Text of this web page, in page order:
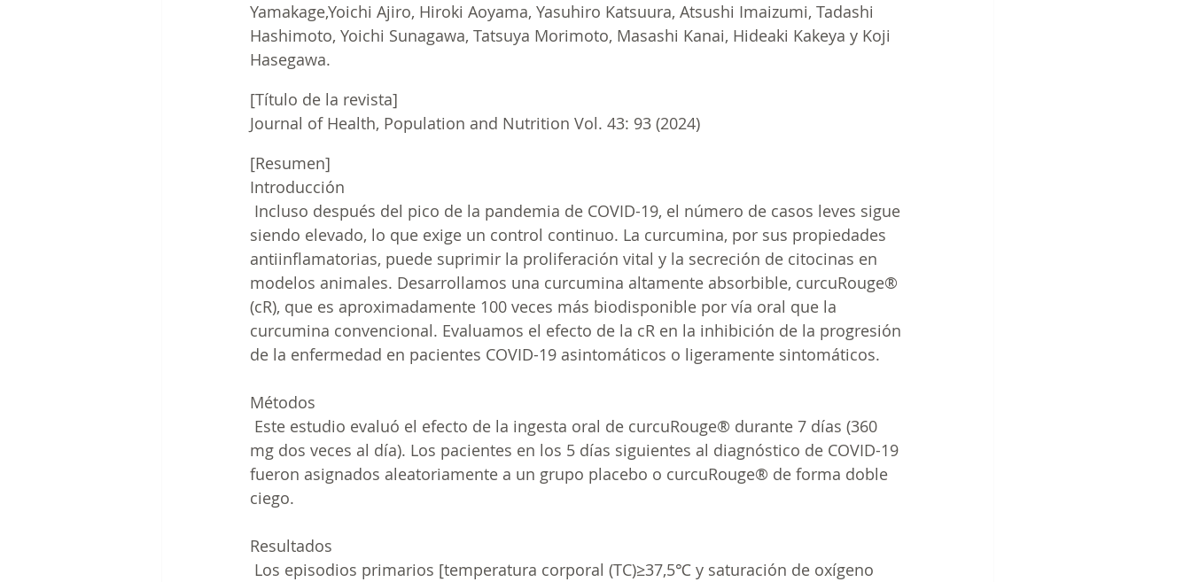
Yamakage,Yoichi Ajiro, Hiroki Aoyama, Yasuhiro Katsuura, Atsushi Imaizumi, Tadashi
Hashimoto, Yoichi Sunagawa, Tatsuya Morimoto, Masashi Kanai, Hideaki Kakeya y Koji
Hasegawa.
[Título de la revista]
Journal of Health, Population and Nutrition Vol. 43: 93 (2024)
[Resumen]
Introducción
Incluso después del pico de la pandemia de COVID-19, el número de casos leves sigue
siendo elevado, lo que exige un control continuo. La curcumina, por sus propiedades
antiinflamatorias, puede suprimir la proliferación vital y la secreción de citocinas en
modelos animales. Desarrollamos una curcumina altamente absorbible, curcuRouge®
(cR), que es aproximadamente 100 veces más biodisponible por vía oral que la
curcumina convencional. Evaluamos el efecto de la cR en la inhibición de la progresión
de la enfermedad en pacientes COVID-19 asintomáticos o ligeramente sintomáticos.
Métodos
Este estudio evaluó el efecto de la ingesta oral de curcuRouge® durante 7 días (360
mg dos veces al día). Los pacientes en los 5 días siguientes al diagnóstico de COVID-19
fueron asignados aleatoriamente a un grupo placebo o curcuRouge® de forma doble
ciego.
Resultados
Los episodios primarios [temperatura corporal (TC)≥37,5℃ y saturación de oxígeno